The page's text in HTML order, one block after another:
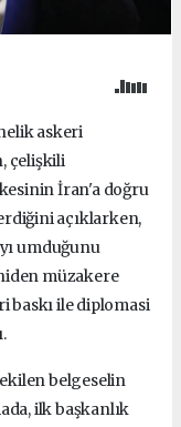
askeri
çelişkili
İran'a doğru
açıklarken,
umduğunu
müzakere
baskı ile diplomasi
belgeselin
ilk başkanlık